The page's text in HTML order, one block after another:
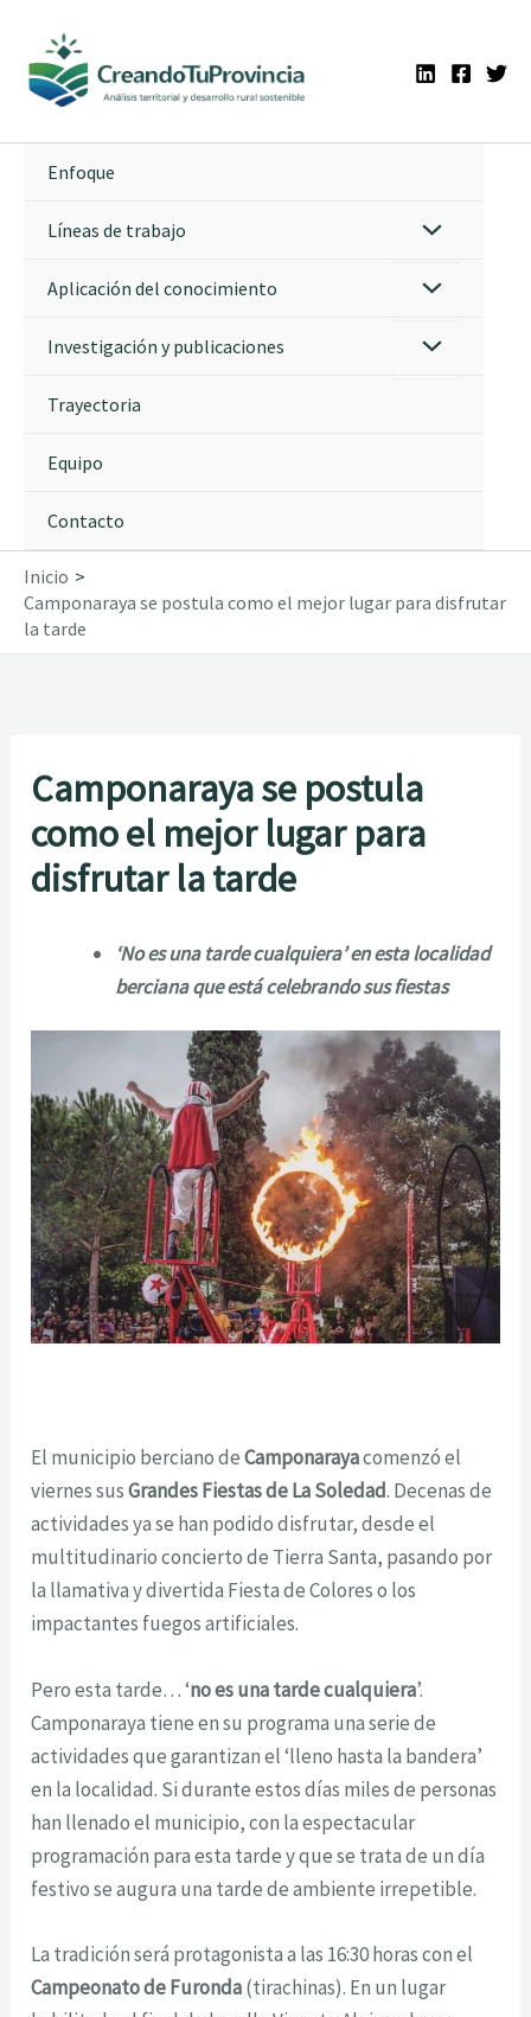
contenido
Enfoque
Líneas de trabajo
Aplicación del conocimiento
Investigación y publicaciones
Trayectoria
Equipo
Contacto
Inicio
Camponaraya se postula como el mejor lugar para disfrutar
la tarde
Camponaraya se postula
como el mejor lugar para
disfrutar la tarde
‘No es una tarde cualquiera’ en esta localidad
berciana que está celebrando sus fiestas
El municipio berciano deCamponarayacomenzó el
viernes susGrandes Fiestas de La Soledad. Decenas de
actividades ya se han podido disfrutar, desde el
multitudinario concierto de Tierra Santa, pasando por
la llamativa y divertida Fiesta de Colores o los
impactantes fuegos artificiales.
Pero esta tarde… ‘no es una tarde cualquiera’.
Camponaraya tiene en su programa una serie de
actividades que garantizan el ‘lleno hasta la bandera’
en la localidad. Si durante estos días miles de personas
han llenado el municipio, con la espectacular
programación para esta tarde y que se trata de un día
festivo se augura una tarde de ambiente irrepetible.
La tradición será protagonista a las 16:30 horas con el
Campeonato de Furonda(tirachinas). En un lugar